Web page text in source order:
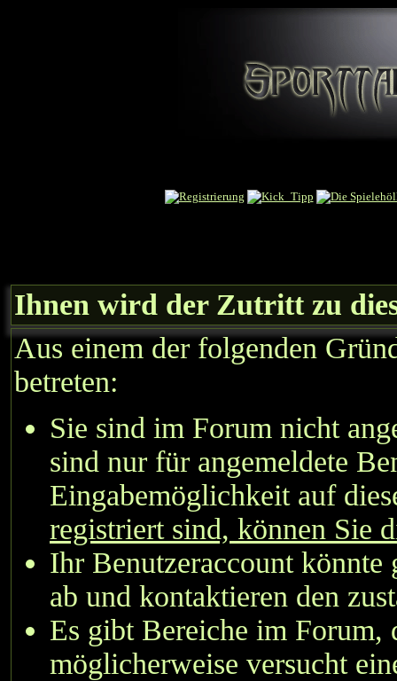
Ihnen wird der Zutritt zu
Aus einem der folgenden
betreten:
Sie sind im Forum nicht
sind nur für angemeldete
Eingabemöglichkeit auf
registriert sind, können Sie
Ihr Benutzeraccount könnte
ab und kontaktieren den
Es gibt Bereiche im Forum,
möglicherweise versucht